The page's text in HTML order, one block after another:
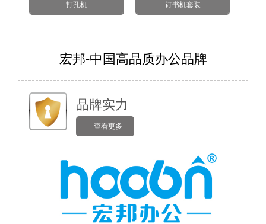
打孔机 订书机套装
宏邦-中国高品质办公品牌
品牌实力
+ 查看更多